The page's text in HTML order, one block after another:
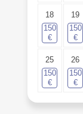
18
150
€
19
150
€
25
150
€
26
150
€